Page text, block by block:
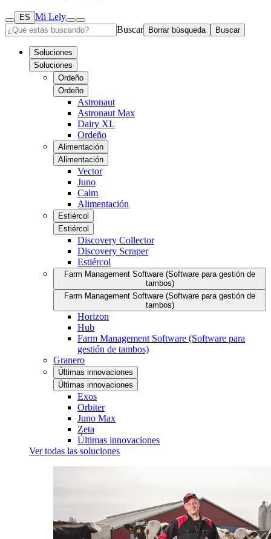
ES Mi Lely
Buscar
Borrar búsqueda Buscar
Soluciones
Soluciones
Ordeño
Ordeño
Astronaut
Astronaut Max
Dairy XL
Ordeño
Alimentación
Alimentación
Vector
Juno
Calm
Alimentación
Estiércol
Estiércol
Discovery Collector
Discovery Scraper
Estiércol
Farm Management Software (Software para gestión de
tambos)
Farm Management Software (Software para gestión de
tambos)
Horizon
Hub
Farm Management Software (Software para
gestión de tambos)
Granero
Últimas innovaciones
Últimas innovaciones
Exos
Orbiter
Juno Max
Zeta
Últimas innovaciones
Ver todas las soluciones